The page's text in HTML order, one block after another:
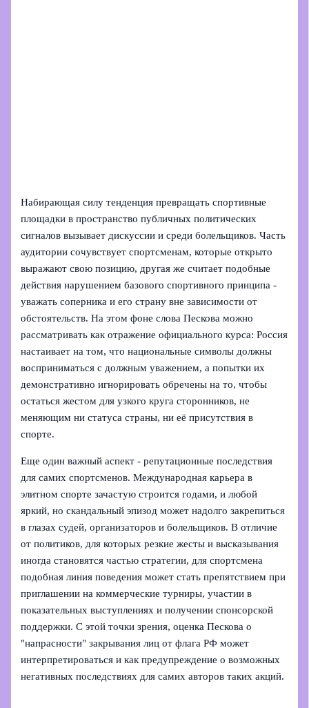
Набирающая силу тенденция превращать спортивные
площадки в пространство публичных политических
сигналов вызывает дискуссии и среди болельщиков. Часть
аудитории сочувствует спортсменам, которые открыто
выражают свою позицию, другая же считает подобные
действия нарушением базового спортивного принципа -
уважать соперника и его страну вне зависимости от
обстоятельств. На этом фоне слова Пескова можно
рассматривать как отражение официального курса: Россия
настаивает на том, что национальные символы должны
восприниматься с должным уважением, а попытки их
демонстративно игнорировать обречены на то, чтобы
остаться жестом для узкого круга сторонников, не
меняющим ни статуса страны, ни её присутствия в
спорте.
Еще один важный аспект - репутационные последствия
для самих спортсменов. Международная карьера в
элитном спорте зачастую строится годами, и любой
яркий, но скандальный эпизод может надолго закрепиться
в глазах судей, организаторов и болельщиков. В отличие
от политиков, для которых резкие жесты и высказывания
иногда становятся частью стратегии, для спортсмена
подобная линия поведения может стать препятствием при
приглашении на коммерческие турниры, участии в
показательных выступлениях и получении спонсорской
поддержки. С этой точки зрения, оценка Пескова о
"напрасности" закрывания лиц от флага РФ может
интерпретироваться и как предупреждение о возможных
негативных последствиях для самих авторов таких акций.